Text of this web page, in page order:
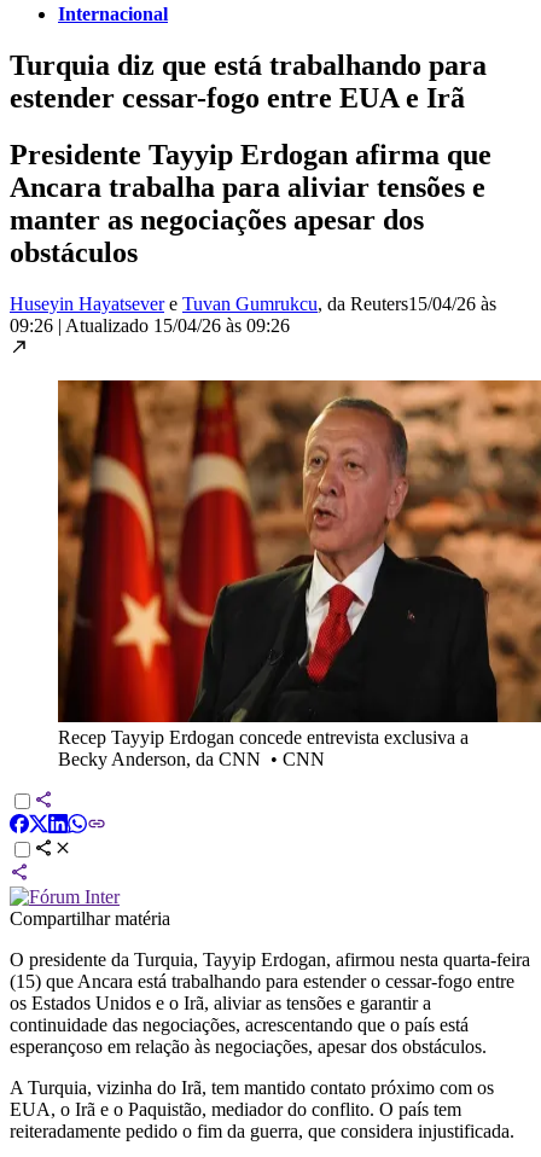
Internacional
Turquia diz que está trabalhando para
estender cessar-fogo entre EUA e Irã
Presidente Tayyip Erdogan afirma que
Ancara trabalha para aliviar tensões e
manter as negociações apesar dos
obstáculos
Huseyin Hayatsevere Tuvan Gumrukcu, da Reuters15/04/26 às
09:26 | Atualizado 15/04/26 às 09:26
Recep Tayyip Erdogan concede entrevista exclusiva a
Becky Anderson, da CNN • CNN
Compartilhar matéria
O presidente da Turquia, Tayyip Erdogan, afirmou nesta quarta-feira
(15) que Ancara está trabalhando para estender o cessar-fogo entre
os Estados Unidos e o Irã, aliviar as tensões e garantir a
continuidade das negociações, acrescentando que o país está
esperançoso em relação às negociações, apesar dos obstáculos.
A Turquia, vizinha do Irã, tem mantido contato próximo com os
EUA, o Irã e o Paquistão, mediador do conflito. O país tem
reiteradamente pedido o fim da guerra, que considera injustificada.